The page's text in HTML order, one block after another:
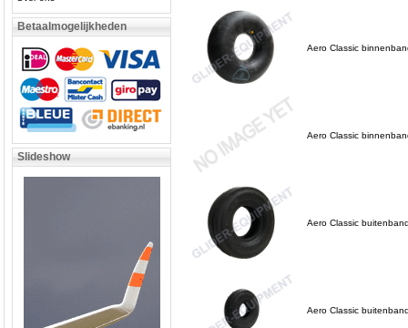
Betaalmogelijkheden
Slideshow
Aero Classic
Aero Classic
Aero Classic
Aero Classic